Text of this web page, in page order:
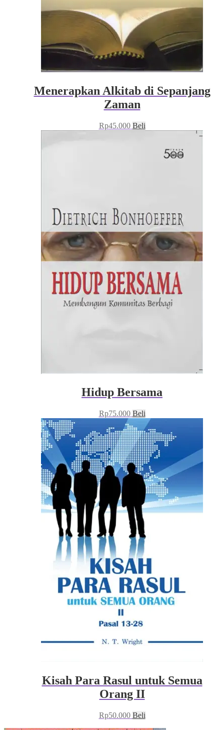
Menerapkan Alkitab di Sepanjang
Zaman
Rp45.000 Beli
Hidup Bersama
Rp75.000 Beli
Kisah Para Rasul untuk Semua
Orang II
Rp50.000 Beli